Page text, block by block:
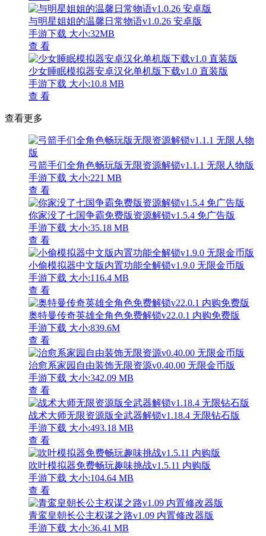
与明星姐姐的温馨日常物语v1.0.26 安卓版
手游下载 大小:32MB
查 看
少女睡眠模拟器安卓汉化单机版下载v1.0 直装版
手游下载 大小:10.8 MB
查 看
查看更多
弓箭手们全角色畅玩版无限资源解锁v1.1.1 无限人物版
手游下载 大小:221 MB
查 看
你家没了七国争霸免费版资源解锁v1.5.4 免广告版
手游下载 大小:35.18 MB
查 看
小偷模拟器中文版内置功能全解锁v1.9.0 无限金币版
手游下载 大小:116.4 MB
查 看
奥特曼传奇英雄全角色免费解锁v22.0.1 内购免费版
手游下载 大小:839.6M
查 看
治愈系家园自由装饰无限资源v0.40.00 无限金币版
手游下载 大小:342.09 MB
查 看
战术大师无限资源版全武器解锁v1.18.4 无限钻石版
手游下载 大小:493.18 MB
查 看
吹叶模拟器免费畅玩趣味挑战v1.5.11 内购版
手游下载 大小:104.64 MB
查 看
青鸾皇朝长公主权谋之路v1.09 内置修改器版
手游下载 大小:36.41 MB